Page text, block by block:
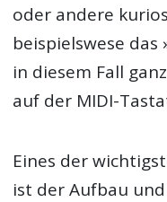
oder andere
beispielswese
in diesem Fall
auf der MIDI-
Eines der
ist der Aufbau